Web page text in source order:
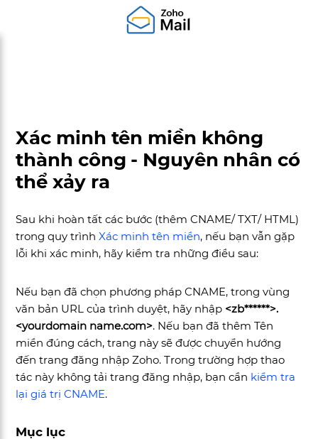
Xác minh tên miền không
thành công - Nguyên nhân có
thể xảy ra
Sau khi hoàn tất các bước (thêm CNAME/ TXT/ HTML)
trong quy trìnhXác minh tên miền, nếu bạn vẫn gặp
lỗi khi xác minh, hãy kiểm tra những điều sau:
Nếu bạn đã chọn phương pháp CNAME, trong vùng
văn bản URL của trình duyệt, hãy nhập <zb******>.
<yourdomain name.com>. Nếu bạn đã thêm Tên
miền đúng cách, trang này sẽ được chuyển hướng
đến trang đăng nhập Zoho. Trong trường hợp thao
tác này không tải trang đăng nhập, bạn cần kiểm tra
lại giá trị CNAME.
Mục lục